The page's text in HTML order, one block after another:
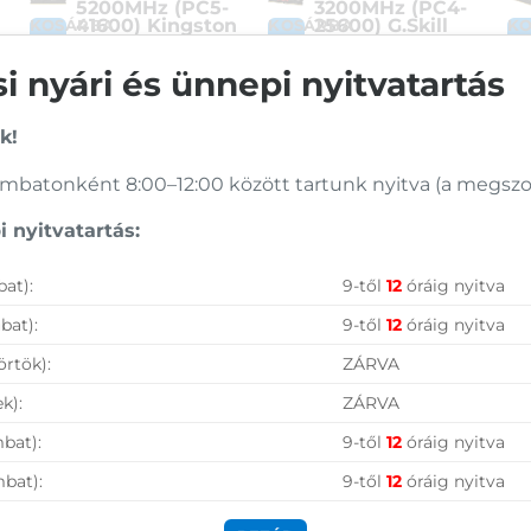
KOSÁRBA
5200MHz (PC5-
41600) Kingston
RAM (Fury Beast
Cikkszám:KF552C40BB-16
ÁFA: 27%
KOSÁRBA
3200MHz (PC4-
25600) G.Skill
RAM (Aegis)
Cikkszám:F4-3200C16S-8GIS
Kategória:
Azonosító: 39189
50 000 Ft felett ingyenes szállítás
Szolgáltatásaink vállalkozásoknak
nyári és ünnepi nyitvatartás
8:00–12:00 között tartunk nyitva (a
nyitvatartás:
9-től 12óráig nyitva
9-től 12óráig nyitva
ZÁRVA
ZÁRVA
9-től 12óráig nyitva
9-től 12óráig nyitva